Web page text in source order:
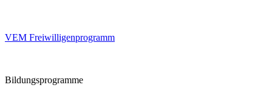
VEM Freiwilligenprogramm
Bildungsprogramme